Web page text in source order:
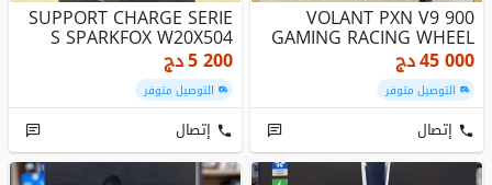
VOLANT PXN V9 900
GAMING RACING WHEEL
45 000دج
التوصيل متوفر
إتصال
SUPPORT CHARGE SERIE
S SPARKFOX W20X504
5 200دج
التوصيل متوفر
إتصال